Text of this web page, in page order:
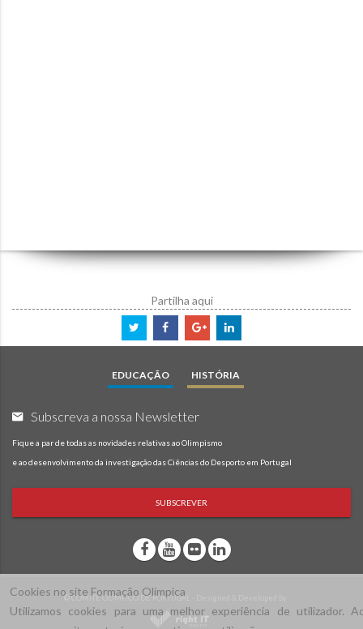
Cookies no site Formação Olímpica
Utilizamos cookies para uma melhor experiência de utilizador.
Partilha aqui
EDUCAÇÃO HISTÓRIA
Subscreva a nossa Newsletter
Fique a par de todas as novidades relativas ao Olimpismo
e ao desenvolvimento da investigação das Ciências do Desporto em Portugal
SUBSCREVER
© COMITÉ OLÍMPICO DE PORTUGAL - Designed & Developed by